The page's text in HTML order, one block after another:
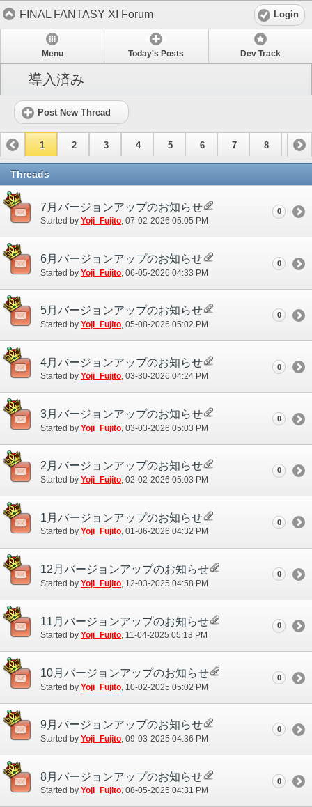
FINAL FANTASY XI Forum Login
Menu Today's Posts Dev Track
導入済み
Post New Thread
1 2 3 4 5 6 7 8 9
10
Threads
7月バージョンアップのお知らせ
Started by Yoji_Fujito‎, 07-02-2026 05:05 PM
0
6月バージョンアップのお知らせ
Started by Yoji_Fujito ‎, 06-05-2026 04:33 PM
0
5月バージョンアップのお知らせ
Started by Yoji_Fujito‎, 05-08-2026 05:02 PM
0
4月バージョンアップのお知らせ
Started by Yoji_Fujito‎, 03-30-2026 04:24 PM
0
3月バージョンアップのお知らせ
Started by Yoji_Fujito ‎, 03-03-2026 05:03 PM
0
2月バージョンアップのお知らせ
Started by Yoji_Fujito‎, 02-02-2026 05:03 PM
0
1月バージョンアップのお知らせ
Started by Yoji_Fujito‎, 01-06-2026 04:32 PM
0
12月バージョンアップのお知らせ
Started by Yoji_Fujito ‎, 12-03-2025 04:58 PM
0
11月バージョンアップのお知らせ
Started by Yoji_Fujito‎, 11-04-2025 05:13 PM
0
10月バージョンアップのお知らせ
Started by Yoji_Fujito ‎, 10-02-2025 05:02 PM
0
9月バージョンアップのお知らせ
Started by Yoji_Fujito‎, 09-03-2025 04:36 PM
0
8月バージョンアップのお知らせ
Started by Yoji_Fujito‎, 08-05-2025 04:31 PM
0